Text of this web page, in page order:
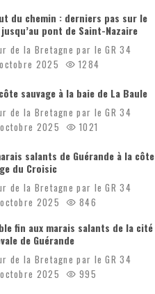
du chemin : derniers pas sur le
jusqu’au pont de Saint-Nazaire
de la Bretagne par le GR 34
2025
1284
sauvage à la baie de La Baule
de la Bretagne par le GR 34
2025
1021
salants de Guérande à la côte
du Croisic
de la Bretagne par le GR 34
2025
846
fin aux marais salants de la cité
de Guérande
de la Bretagne par le GR 34
2025
995